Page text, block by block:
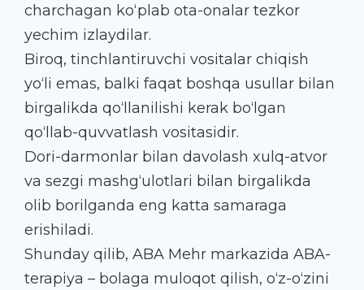
charchagan ko‘plab ota-onalar tezkor
yechim izlaydilar.
Biroq, tinchlantiruvchi vositalar chiqish
yo‘li emas, balki faqat boshqa usullar bilan
birgalikda qo‘llanilishi kerak bo‘lgan
qo‘llab-quvvatlash vositasidir.
Dori-darmonlar bilan davolash xulq-atvor
va sezgi mashg‘ulotlari bilan birgalikda
olib borilganda eng katta samaraga
erishiladi.
Shunday qilib, ABA Mehr markazida ABA-
terapiya – bolaga muloqot qilish, o‘z-o‘zini